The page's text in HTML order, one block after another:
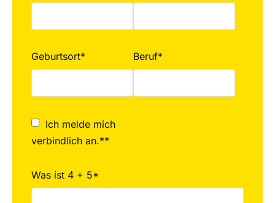
Geburtsort* Beruf*
Ich melde mich
verbindlich an.**
Was ist 4 + 5*